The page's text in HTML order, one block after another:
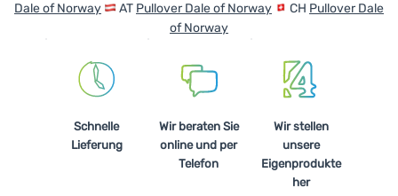
Dale of Norway
AT Pullover Dale of Norway CH Pullover Dale
of Norway
Schnelle
Lieferung
Wir beraten Sie
online und per
Telefon
Wir stellen
unsere
Eigenprodukte
her